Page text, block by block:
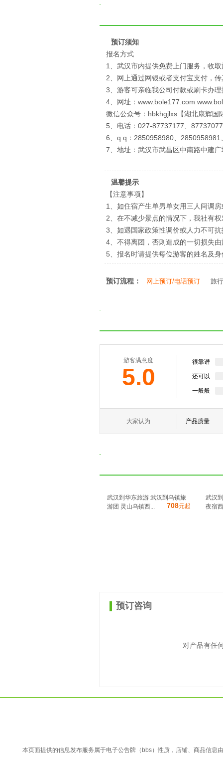
预订须知
报名方式
1、武汉市内提供免费上门服务，收
2、网上通过网银或者支付宝支付，
3、游客可亲临我公司付款或刷卡办
4、网址：www.bole177.com
微信公众号：hbkhgjlxs【湖北康辉国
5、电话：027-87737177、
6、q q：2850958980、
7、地址：武汉市武昌区中南路中建
温馨提示
【注意事项】
1、如住宿产生单男单女用三人间调
2、在不减少景点的情况下，我社有
3、如遇国家政策性调价或人力不可
4、不得离团，否则造成的一切损失
5、报名时请提供每位游客的姓名及
预订流程： 网上预订/电话预订 旅
游客满意度
5.0
很靠谱
还可以
一般般
大家认为 产品质量
武汉到华东旅游 武汉到乌镇旅
游团 灵山乌镇西...
708元起
武汉
夜宿
预订咨询
对产品有任
本页面提供的信息发布服务属于电子公告牌（bbs）性质，店铺、商品信